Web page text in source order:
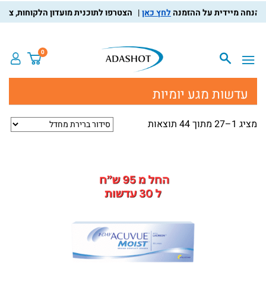
לחץ כאן הצטרפו לתוכנית מועדון הלקוחות, צברו
0
עדשות מגע יומיות
מציג 1–27 מתוך 44 תוצאות